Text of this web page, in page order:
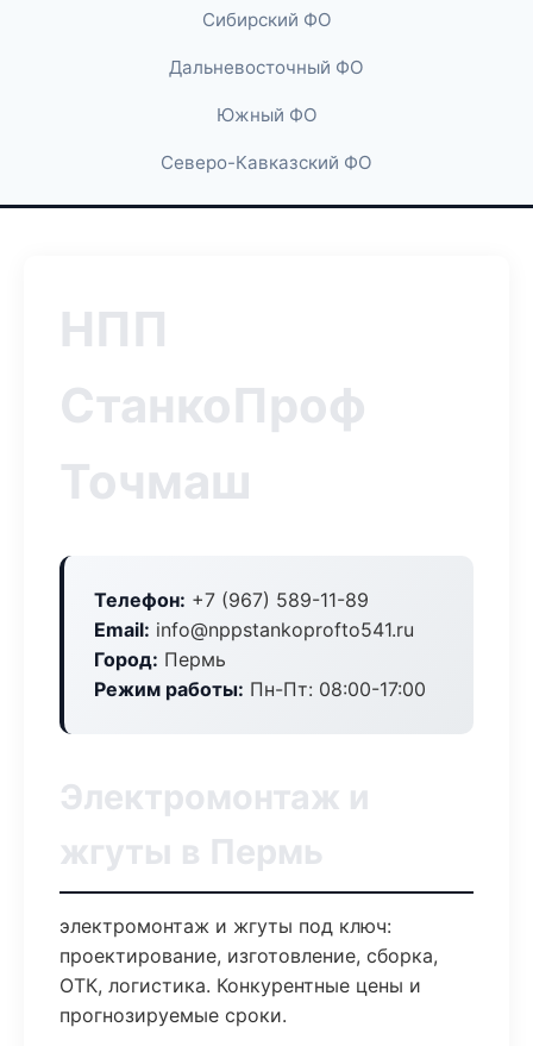
Сибирский ФО
Дальневосточный ФО
Южный ФО
Северо-Кавказский ФО
НПП
СтанкоПроф
Точмаш
Телефон: +7 (967) 589-11-89
Email: info@nppstankoprofto541.ru
Город: Пермь
Режим работы: Пн-Пт: 08:00-17:00
Электромонтаж и
жгуты в Пермь
электромонтаж и жгуты под ключ:
проектирование, изготовление, сборка,
ОТК, логистика. Конкурентные цены и
прогнозируемые сроки.